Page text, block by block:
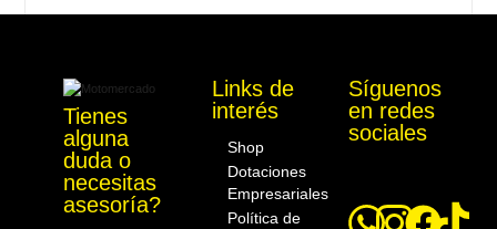
Motomercado
Tienes
alguna
duda o
necesitas
asesoría?
Links de
interés
Shop
Dotaciones
Empresariales
Política de
Síguenos
en redes
sociales